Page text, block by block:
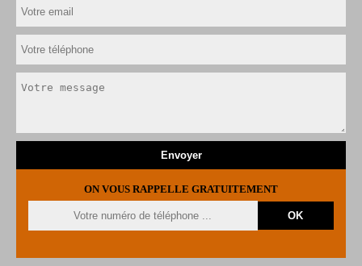
ON VOUS RAPPELLE GRATUITEMENT